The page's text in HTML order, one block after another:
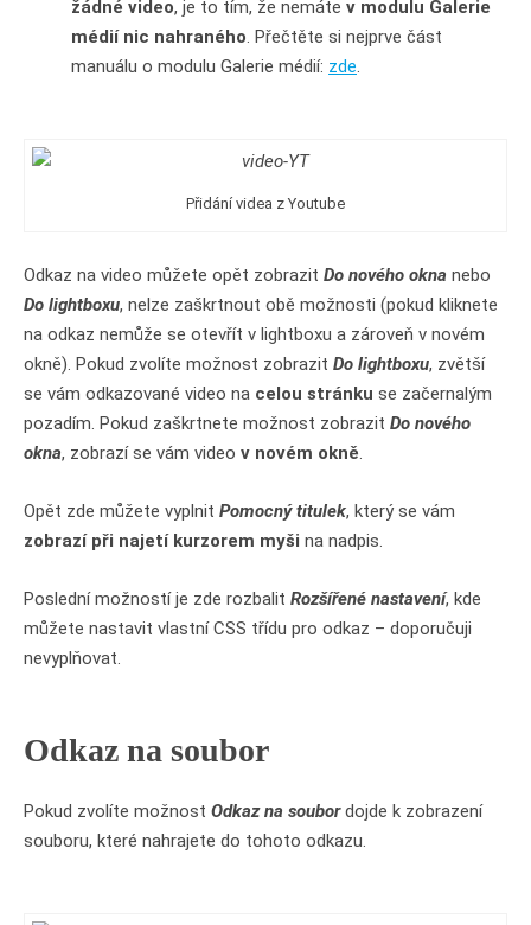
žádné video, je to tím, že nemáte v modulu Galerie
médií nic nahraného. Přečtěte si nejprve část
manuálu o modulu Galerie médií: zde.
Přidání videa z Youtube
Odkaz na video můžete opět zobrazit Do nového okna nebo
Do lightboxu, nelze zaškrtnout obě možnosti (pokud kliknete
na odkaz nemůže se otevřít v lightboxu a zároveň v novém
okně). Pokud zvolíte možnost zobrazit Do lightboxu, zvětší
se vám odkazované video na celou stránku se začernalým
pozadím. Pokud zaškrtnete možnost zobrazit Do nového
okna, zobrazí se vám video v novém okně.
Opět zde můžete vyplnit Pomocný titulek, který se vám
zobrazí při najetí kurzorem myši na nadpis.
Poslední možností je zde rozbalit Rozšířené nastavení, kde
můžete nastavit vlastní CSS třídu pro odkaz – doporučuji
nevyplňovat.
Odkaz na soubor
Pokud zvolíte možnost Odkaz na soubordojde k zobrazení
souboru, které nahrajete do tohoto odkazu.